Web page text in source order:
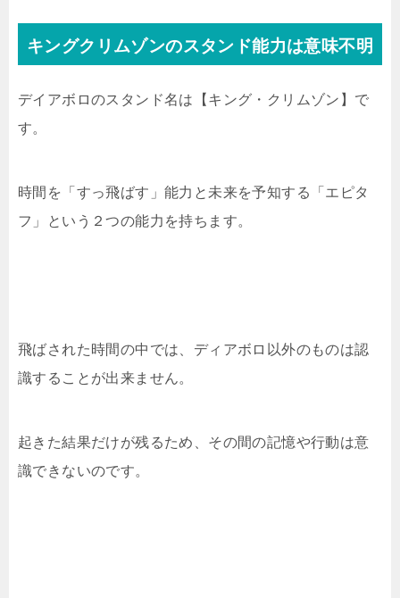
キングクリムゾンのスタンド能力は意味不明
デイアボロのスタンド名は【キング・クリムゾン】で
す。
時間を「すっ飛ばす」能力と未来を予知する「エピタ
フ」という２つの能力を持ちます。
飛ばされた時間の中では、ディアボロ以外のものは認
識することが出来ません。
起きた結果だけが残るため、その間の記憶や行動は意
識できないのです。